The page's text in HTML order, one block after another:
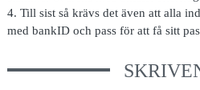
4. Till sist så krävs det även att alla
med bankID och pass för att få sitt